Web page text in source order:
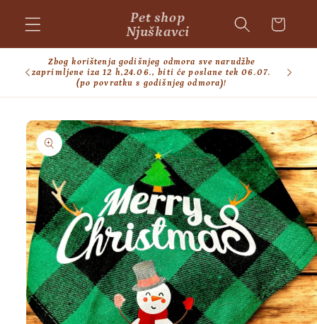
content
Pet shop
Njuškavci
Cart
Zbog korištenja godišnjeg odmora sve narudžbe
zaprimljene iza 12 h,24.06., biti će poslane tek 06.07.
(po povratku s godišnjeg odmora)!
Skip to
product
information